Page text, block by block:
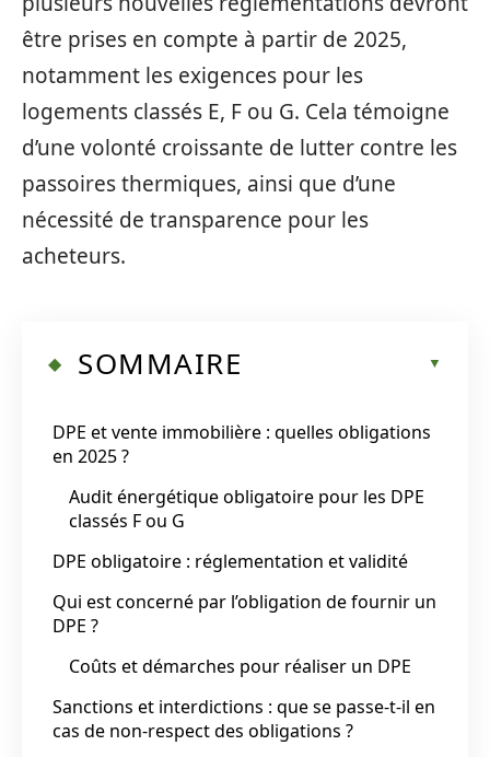
être prises en compte à partir de 2025,
notamment les exigences pour les
logements classés E, F ou G. Cela témoigne
d’une volonté croissante de lutter contre les
passoires thermiques, ainsi que d’une
nécessité de transparence pour les
acheteurs.
SOMMAIRE
DPE et vente immobilière : quelles obligations
en 2025 ?
Audit énergétique obligatoire pour les DPE
classés F ou G
DPE obligatoire : réglementation et validité
Qui est concerné par l’obligation de fournir un
DPE ?
Coûts et démarches pour réaliser un DPE
Sanctions et interdictions : que se passe-t-il en
cas de non-respect des obligations ?